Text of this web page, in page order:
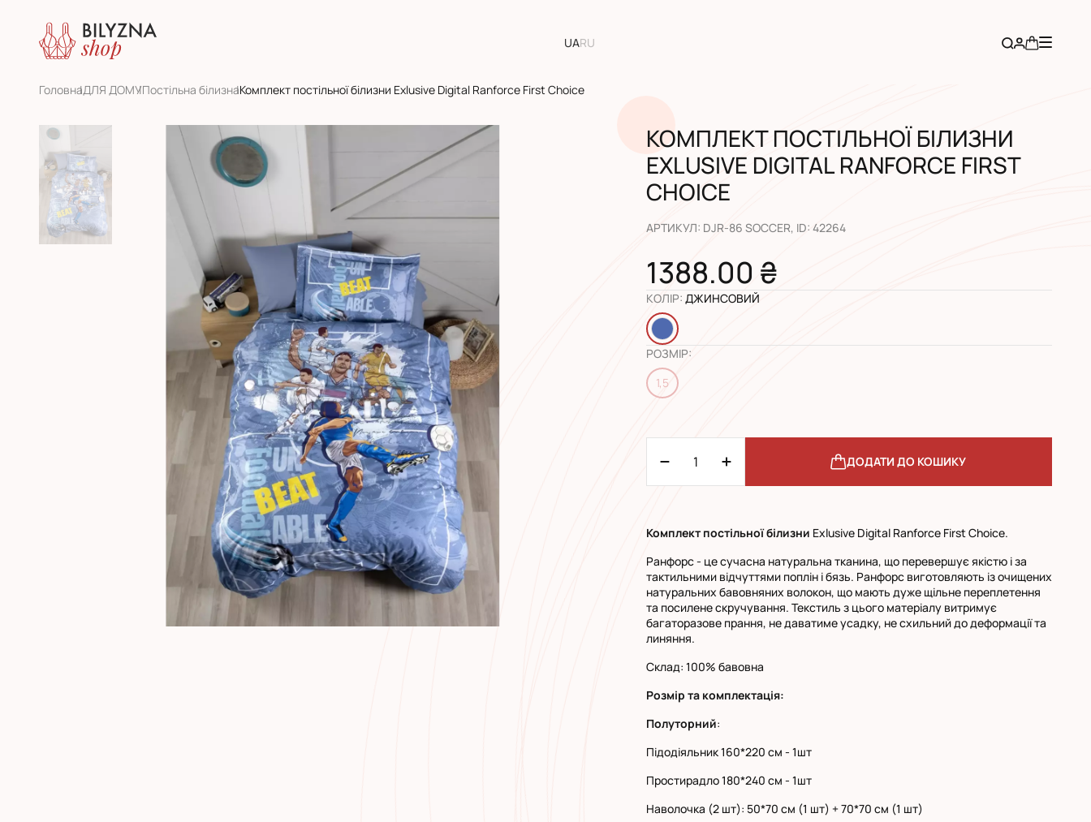
UARU
ГоловнаДЛЯ ДОМУПостільна білизнаКомплект постільної білизни Exlusive Digital Ranforce First Choice
КОМПЛЕКТ ПОСТІЛЬНОЇ БІЛИЗНИ
EXLUSIVE DIGITAL RANFORCE FIRST
CHOICE
АРТИКУЛ: DJR-86 SOCCER, ID: 42264
1388.00 ₴
КОЛІР: ДЖИНСОВИЙ
РОЗМІР:
1,5
ДОДАТИ ДО КОШИКУ
Комплект постільної білизни Exlusive Digital Ranforce First Choice.
Ранфорс - це сучасна натуральна тканина, що перевершує якістю і за
тактильними відчуттями поплін і бязь. Ранфорс виготовляють із очищених
натуральних бавовняних волокон, що мають дуже щільне переплетення
та посилене скручування. Текстиль з цього матеріалу витримує
багаторазове прання, не даватиме усадку, не схильний до деформації та
линяння.
Склад: 100% бавовна
Розмір та комплектація:
Полуторний:
Підодіяльник 160*220 см - 1шт
Простирадло 180*240 см - 1шт
Наволочка (2 шт): 50*70 см (1 шт) + 70*70 см (1 шт)